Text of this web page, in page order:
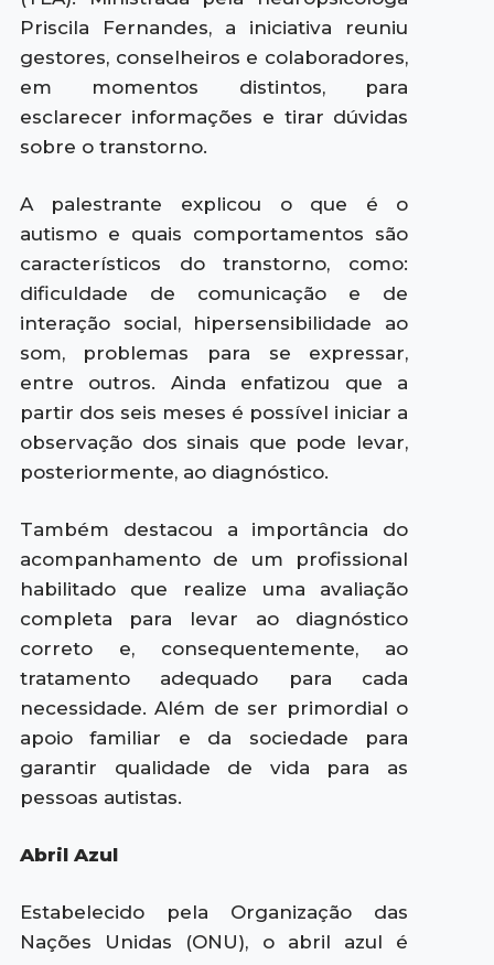
Priscila Fernandes, a iniciativa reuniu
gestores, conselheiros e colaboradores,
em momentos distintos, para
esclarecer informações e tirar dúvidas
sobre o transtorno.
A palestrante explicou o que é o
autismo e quais comportamentos são
característicos do transtorno, como:
dificuldade de comunicação e de
interação social, hipersensibilidade ao
som, problemas para se expressar,
entre outros. Ainda enfatizou que a
partir dos seis meses é possível iniciar a
observação dos sinais que pode levar,
posteriormente, ao diagnóstico.
Também destacou a importância do
acompanhamento de um profissional
habilitado que realize uma avaliação
completa para levar ao diagnóstico
correto e, consequentemente, ao
tratamento adequado para cada
necessidade. Além de ser primordial o
apoio familiar e da sociedade para
garantir qualidade de vida para as
pessoas autistas.
Abril Azul
Estabelecido pela Organização das
Nações Unidas (ONU), o abril azul é